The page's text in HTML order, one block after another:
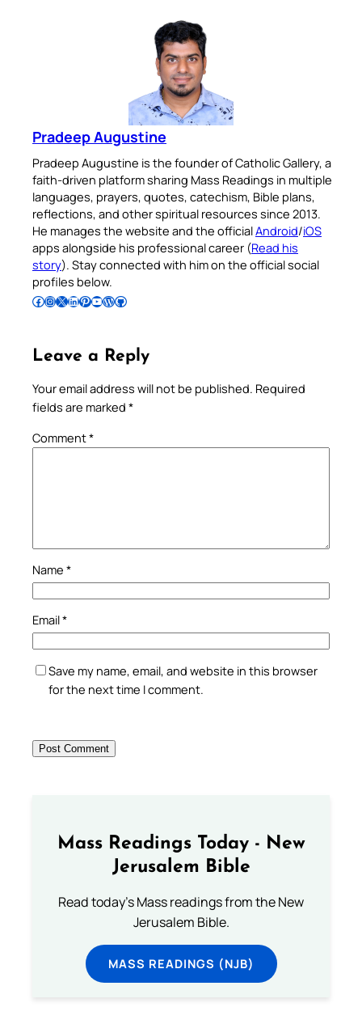
Pradeep Augustine
Pradeep Augustine is the founder of Catholic Gallery, a
faith-driven platform sharing Mass Readings in multiple
languages, prayers, quotes, catechism, Bible plans,
reflections, and other spiritual resources since 2013.
He manages the website and the officialAndroid/iOS
apps alongside his professional career (Read his
story). Stay connected with him on the official social
profiles below.
Follow Pradeep on Facebook Follow Pradeep on InstagramFollow Pradeep on X Follow Pradeep on LinkedIn Follow Pradeep on Pinterest Subscribe to Pradeep’s Youtube Channel Follow Pradeep on WordPress Follow Pradeep on GitHub
Leave a Reply
Your email address will not be published. Required
fields are marked *
Comment*
Name *
Email*
Save my name, email, and website in this browser
for the next time I comment.
Mass Readings Today - New
Jerusalem Bible
Read today's Mass readings from the New
Jerusalem Bible.
MASS READINGS (NJB)